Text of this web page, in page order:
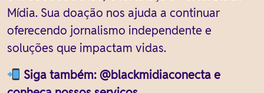
Mídia. Sua doação nos ajuda a continuar
oferecendo jornalismo independente e
soluções que impactam vidas.
Siga também: @blackmidiaconecta e